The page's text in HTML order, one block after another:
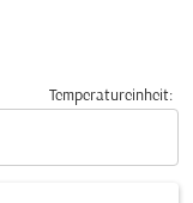
Temperatureinheit: